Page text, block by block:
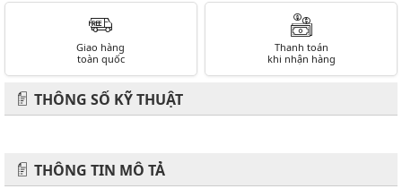
Giao hàng
toàn quốc
Thanh toán
khi nhận hàng
THÔNG SỐ KỸ THUẬT
THÔNG TIN MÔ TẢ